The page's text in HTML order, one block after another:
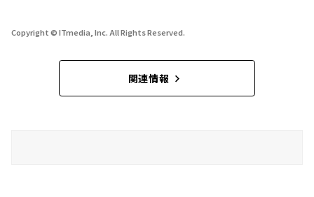
Copyright © ITmedia, Inc. All Rights Reserved.
関連情報